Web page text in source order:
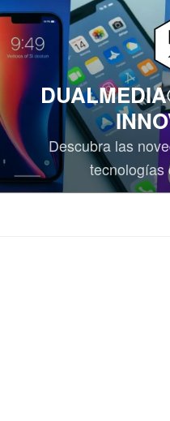
Saltar
contenido
Descubra las
tecnologías